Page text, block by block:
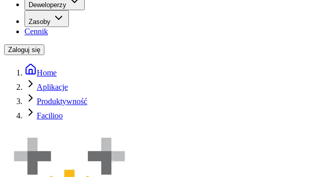
Deweloperzy
Zasoby
Cennik
Zaloguj się
Home
Aplikacje
Produktywność
Facilioo